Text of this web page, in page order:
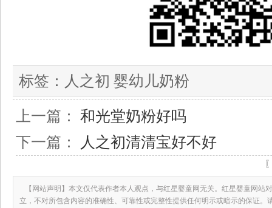
标签： 人之初 婴幼儿奶粉
上一篇： 和光堂奶粉好吗
下一篇：
人之初清清宝好不好
【网站声明】本文仅代表作者本人观点，与红星婴童网无关。红星婴童网站
立，不对所包含内容的准确性、可靠性或完整性提供任何明示或暗示的保证。